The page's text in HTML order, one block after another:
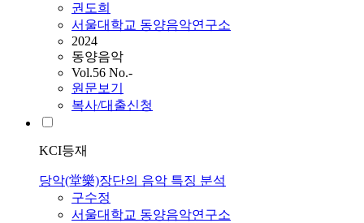
권도희
서울대학교 동양음악연구소
2024
동양음악
Vol.56 No.-
원문보기
복사/대출신청
KCI등재
당악(堂樂)장단의 음악 특징 분석
구수정
서울대학교 동양음악연구소